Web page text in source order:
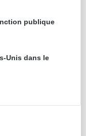
publique
Unis dans le